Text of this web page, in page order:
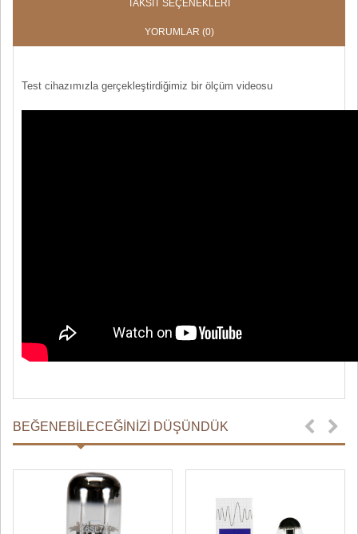
TAKSIT SEÇENEKLERI
YORUMLAR (0)
Test cihazımızla gerçekleştirdiğimiz bir ölçüm videosu
BEĞENEBILECEĞINIZI DÜŞÜNDÜK